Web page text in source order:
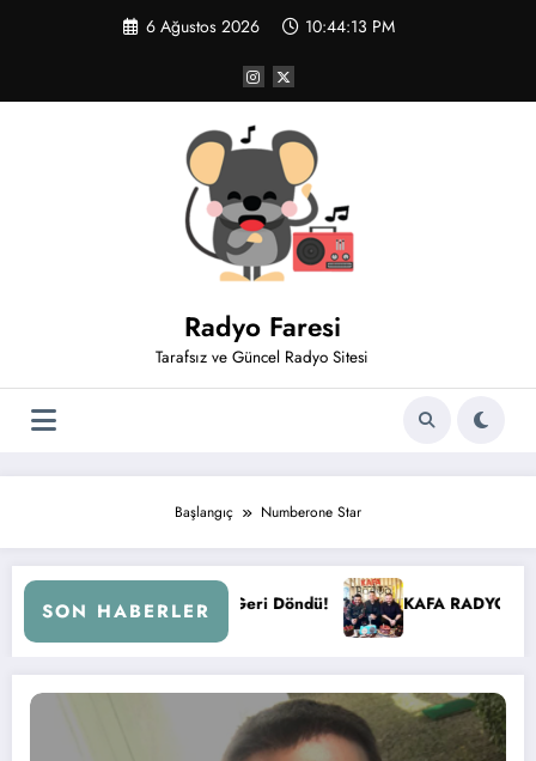
6 Ağustos 2026 10:44:13 PM
Radyo Faresi
Tarafsız ve Güncel Radyo Sitesi
Başlangıç Numberone Star
SON HABERLER
FM’e Geri Döndü! KAFA RADYO 6 YAŞINDA!